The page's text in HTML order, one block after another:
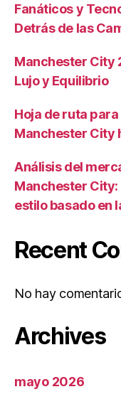
Fanáticos y
Detrás de las
Manchester City
Lujo y Equilibrio
Hoja de ruta
Manchester City
Análisis del
Manchester
estilo basado en
Recent
No hay
Archives
mayo 2026